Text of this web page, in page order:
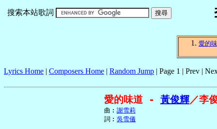
搜索本站歌詞
愛的
Lyrics Home | Composers Home | Random Jump | Page 1 | Prev |
愛的味道 - 黃俊輝／李
     曲︰
謝雪莉
     詞︰
吳雪儀